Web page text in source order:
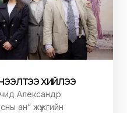
нээлтээ хийлээ
Александр
ан” жүжгийн